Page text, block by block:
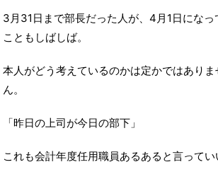
3月31日まで部長だった人が、4月1日にな
こともしばしば。
本人がどう考えているのかは定かではあり
ん。
「昨日の上司が今日の部下」
これも会計年度任用職員あるあると言ってい